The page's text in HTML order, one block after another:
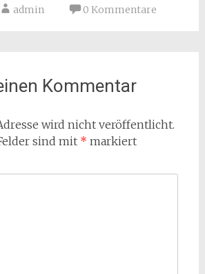
admin 0 Kommentare
Kommentar
wird nicht veröffentlicht.
sind mit * markiert